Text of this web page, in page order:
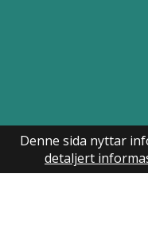
Denne sida nyttar
detaljert